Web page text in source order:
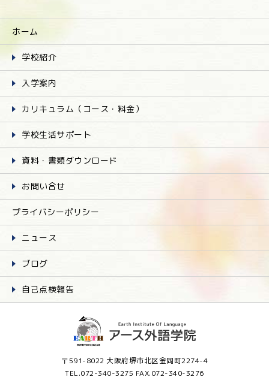
ホーム
学校紹介
入学案内
カリキュラム（コース・料金）
学校生活サポート
資料・書類ダウンロード
お問い合せ
プライバシーポリシー
ニュース
ブログ
自己点検報告
〒591-8022 大阪府堺市北区金岡町2274-4
TEL.072-340-3275 FAX.072-340-3276